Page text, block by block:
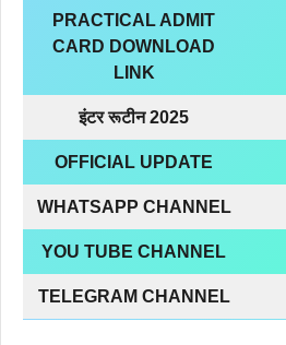
PRACTICAL ADMIT
CARD DOWNLOAD
LINK
इंटर रूटीन 2025
OFFICIAL UPDATE
WHATSAPP CHANNEL
YOU TUBE CHANNEL
TELEGRAM CHANNEL